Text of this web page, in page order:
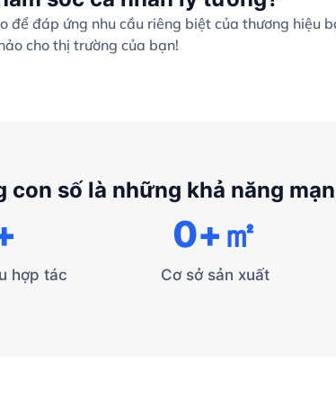
đáp ứng nhu cầu riêng biệt của thương hiệu
cho thị trường của bạn!
con số là những khả năng
hợp tác Cơ sở sản xuất
0+㎡